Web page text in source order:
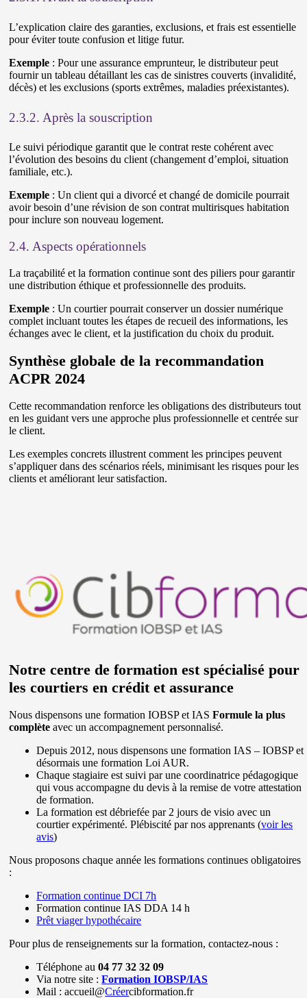
L’explication claire des garanties, exclusions, et frais est essentielle
pour éviter toute confusion et litige futur.
Exemple : Pour une assurance emprunteur, le distributeur peut
fournir un tableau détaillant les cas de sinistres couverts (invalidité,
décès) et les exclusions (sports extrêmes, maladies préexistantes).
2.3.2. Après la souscription
Le suivi périodique garantit que le contrat reste cohérent avec
l’évolution des besoins du client (changement d’emploi, situation
familiale, etc.).
Exemple : Un client qui a divorcé et changé de domicile pourrait
avoir besoin d’une révision de son contrat multirisques habitation
pour inclure son nouveau logement.
2.4. Aspects opérationnels
La traçabilité et la formation continue sont des piliers pour garantir
une distribution éthique et professionnelle des produits.
Exemple : Un courtier pourrait conserver un dossier numérique
complet incluant toutes les étapes de recueil des informations, les
échanges avec le client, et la justification du choix du produit.
Synthèse globale de la recommandation
ACPR 2024
Cette recommandation renforce les obligations des distributeurs tout
en les guidant vers une approche plus professionnelle et centrée sur
le client.
Les exemples concrets illustrent comment les principes peuvent
s’appliquer dans des scénarios réels, minimisant les risques pour les
clients et améliorant leur satisfaction.
Notre centre de formation est spécialisé pour
les courtiers en crédit et assurance
Nous dispensons une formation IOBSP et IASFormule la plus
complète avec un accompagnement personnalisé.
Depuis 2012, nous dispensons une formation IAS – IOBSP et
désormais une formation Loi AUR.
Chaque stagiaire est suivi par une coordinatrice pédagogique
qui vous accompagne du devis à la remise de votre attestation
de formation.
La formation est débriefée par 2 jours de visio avec un
courtier expérimenté. Plébiscité par nos apprenants (voir les
avis)
Nous proposons chaque année les formations continues obligatoires
:
Formation continue DCI 7h
Formation continue IAS DDA 14 h
Prêt viager hypothécaire
Pour plus de renseignements sur la formation, contactez-nous :
Téléphone au04 77 32 32 09
Via notre site :Formation IOBSP/IAS
Mail : accueil@Créercibformation.fr